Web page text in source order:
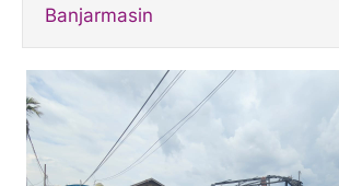
Banjarmasin